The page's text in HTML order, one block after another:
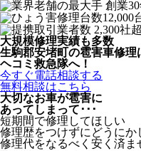
大規模修理実績も多数
生駒郡安堵町の雹害車修理
ヘコミ救急隊へ！
今すぐ電話相談する
無料相談はこちら
大切なお車が雹害に
あってしまって･･･
短期間で修理してほしい
修理歴をつけずにどうにか
修理代をなるべく安く済ま